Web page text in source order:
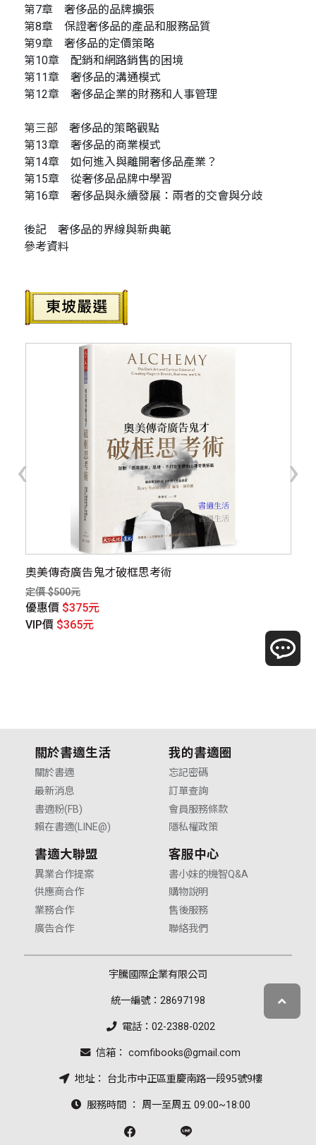
第7章 奢侈品的品牌擴張
第8章 保證奢侈品的產品和服務品質
第9章 奢侈品的定價策略
第10章 配銷和網路銷售的困境
第11章 奢侈品的溝通模式
第12章 奢侈品企業的財務和人事管理
第三部 奢侈品的策略觀點
第13章 奢侈品的商業模式
第14章 如何進入與離開奢侈品產業？
第15章 從奢侈品品牌中學習
第16章 奢侈品與永續發展：兩者的交會與分歧
後記 奢侈品的界線與新典範
參考資料
奧美傳奇廣告鬼才破框思考術
定價 $500元
優惠價 $375元
VIP價 $365元
‹ ›
關於書適生活
關於書適
最新消息
書適粉(FB)
賴在書適(LINE@)
我的書適圈
忘記密碼
訂單查詢
會員服務條款
隱私權政策
書適大聯盟
異業合作提案
供應商合作
業務合作
廣告合作
客服中心
書小妹的機智Q&A
購物說明
售後服務
聯絡我們
宇騰國際企業有限公司
統一編號：28697198
電話：02-2388-0202
信箱： comfibooks@gmail.com
地址： 台北市中正區重慶南路一段95號9樓
服務時間 ： 周一至周五 09:00~18:00